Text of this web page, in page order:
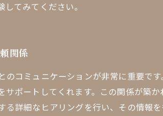
てみてください。
関係
コミュニケーションが非常に重要で
ポートしてくれます。この関係が築
詳細なヒアリングを行い、その情報